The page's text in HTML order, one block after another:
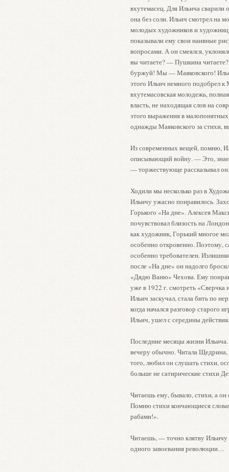
вхутемасец. Для Ильича
она без соли. Ильич смотрел на
молодых художников и
показывали ему свои наивные
вопросами. А он смеялся,
вы читаете? — Пушкина
буржуй! Мы — Маяковского!
этого Ильич немного подобрел
вхутемасовская молодежь,
власть, не находящая слов на
этого выражения в
однажды Маяковского за стихи,
Из современных вещей, помню,
описывающий войну. — Это,
— торжествующе рассказывал
Ходили мы несколько раз в
Ильичу ужасно понравилось.
Горького «На дне». Алексея
почувствовал близость на
как художник, Горький многое
особенно откровенно. Поэтому,
особенно требователен.
после «На дне» он надолго
«Дядю Ваню» Чехова. Ему
уже в 1922 г. смотреть «Сверчка
Ильич заскучал, стала бить по
когда начался разговор
Ильич, ушел с середины действия.
Последние месяцы жизни Ильича.
вечеру обычно. Читала
того, любил он слушать стихи,
больше не сатирические стихи
Читаешь ему, бывало, стихи, а он
Помню стихи кончающиеся
рабами!».
Читаешь, — точно клятву Ильичу
одного завоевания революции…